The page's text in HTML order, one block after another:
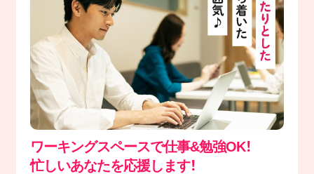
ワーキングスペースで仕事&勉強OK！
忙しいあなたを応援します！